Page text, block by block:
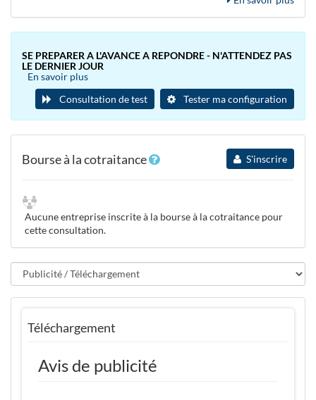
SE PREPARER A L'AVANCE A REPONDRE - N'ATTENDEZ PAS
LE DERNIER JOUR
En savoir plus
Tester ma configuration
Consultation de test
Bourse à la cotraitance S'inscrire
Aucune entreprise inscrite à la bourse à la cotraitance pour
cette consultation.
Téléchargement
Avis de publicité